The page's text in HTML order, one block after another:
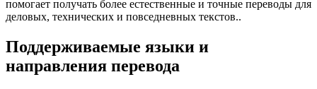
помогает получать более естественные и точные переводы для
деловых, технических и повседневных текстов..
Поддерживаемые языки и
направления перевода